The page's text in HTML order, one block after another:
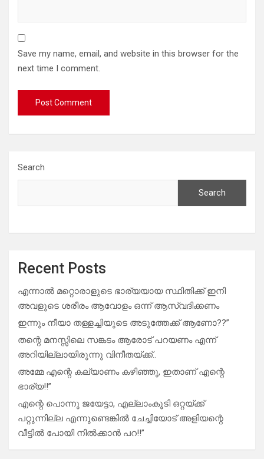
Save my name, email, and website in this browser for the
next time I comment.
Search
Search
Recent Posts
എന്നാൽ മറ്റൊരാളുടെ ഭാര്യയായ സ്ഥിതിക്ക് ഇനി
അവളുടെ ശരീരം ആവോളം ഒന്ന് ആസ്വദിക്കണം
ഇന്നും നീയാ തള്ളച്ചിയുടെ അടുത്തേക്ക് ആണോ??”
തന്റെ മനസ്സിലെ സങ്കടം ആരോട് പറയണം എന്ന്
അറിയില്ലായിരുന്നു വിനീതയ്ക്ക്..
അമ്മേ എന്റെ കല്യാണം കഴിഞ്ഞു, ഇതാണ് എന്റെ
ഭാര്യ!!”
എന്റെ പൊന്നു ജയേട്ടാ, എല്ലാംകൂടി ഒറ്റയ്ക്ക്
പറ്റുന്നില്ല എന്നുണ്ടെങ്കിൽ ചേച്ചിയോട് അളിയന്റെ
വീട്ടിൽ പോയി നിൽക്കാൻ പറ!!”